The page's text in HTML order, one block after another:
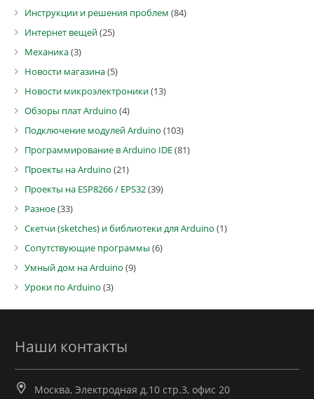
Инструкции и решения проблем (84)
Интернет вещей(25)
Механика(3)
Новости магазина(5)
Новости микроэлектроники(13)
Обзоры плат Arduino (4)
Подключение модулей Arduino (103)
Программирование в Arduino IDE(81)
Проекты на Arduino (21)
Проекты на ESP8266 / EPS32(39)
Разное(33)
Скетчи (sketches) и библиотеки для Arduino (1)
Сопутствующие программы (6)
Умный дом на Arduino (9)
Уроки по Arduino (3)
Наши контакты
Москва, Электродная д.10 стр.3, офис 20